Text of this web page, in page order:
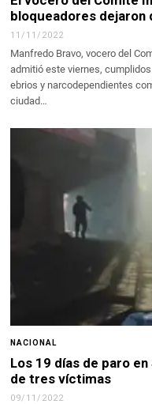
bloqueadores dejaron
11/11/2022
Manfredo Bravo, vocero del
admitió este viernes,
ebrios y narcodependientes
ciudad…
NACIONAL
Los 19 días de paro
de tres víctimas
09/11/2022